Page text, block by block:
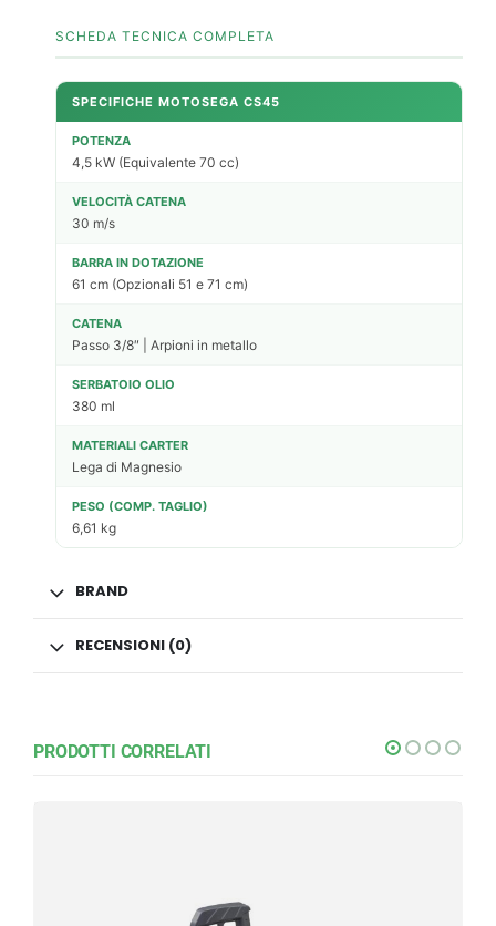
SCHEDA TECNICA COMPLETA
SPECIFICHE MOTOSEGA CS45
POTENZA
4,5 kW (Equivalente 70 cc)
VELOCITÀ CATENA
30 m/s
BARRA IN DOTAZIONE
61 cm (Opzionali 51 e 71 cm)
CATENA
Passo 3/8″ | Arpioni in metallo
SERBATOIO OLIO
380 ml
MATERIALI CARTER
Lega di Magnesio
PESO (COMP. TAGLIO)
6,61 kg
BRAND
RECENSIONI (0)
PRODOTTI CORRELATI